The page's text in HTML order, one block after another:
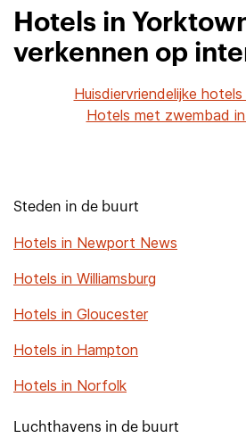
Hotels in
verkennen op
Huisdiervriendelijke
Hotels met zwembad
Steden in de buurt
Hotels in Newport News
Hotels in Williamsburg
Hotels in Gloucester
Hotels in Hampton
Hotels in Norfolk
Luchthavens in de buurt